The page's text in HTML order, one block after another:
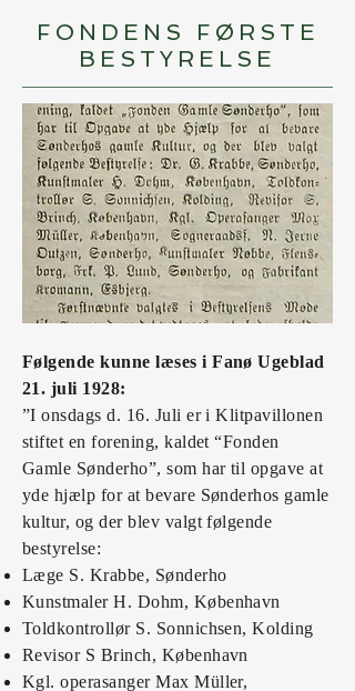
FONDENS FØRSTE
BESTYRELSE
Følgende kunne læses i Fanø Ugeblad
21. juli 1928:
”I onsdags d. 16. Juli er i Klitpavillonen
stiftet en forening, kaldet “Fonden
Gamle Sønderho”, som har til opgave at
yde hjælp for at bevare Sønderhos gamle
kultur, og der blev valgt følgende
bestyrelse:
Læge S. Krabbe, Sønderho
Kunstmaler H. Dohm, København
Toldkontrollør S. Sonnichsen, Kolding
Revisor S Brinch, København
Kgl. operasanger Max Müller,